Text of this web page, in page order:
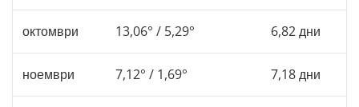
октомври 13,06° / 5,29° 6,82 дни
ноември 7,12° / 1,69° 7,18 дни